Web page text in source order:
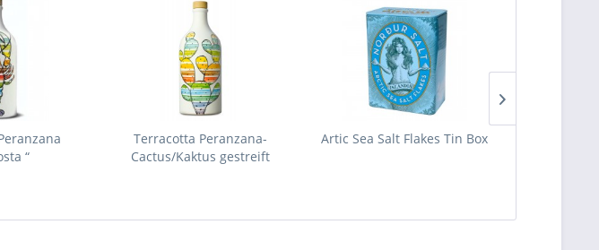
“
Terracotta Peranzana-
Cactus/Kaktus gestreift
Artic Sea Salt Flakes Tin Box